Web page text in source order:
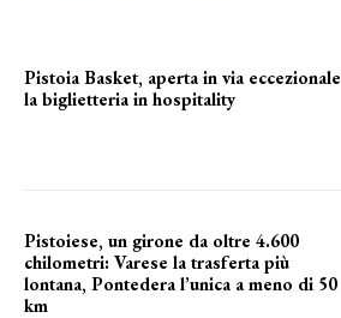
Pistoia Basket, aperta in via eccezionale
la biglietteria in hospitality
Pistoiese, un girone da oltre 4.600
chilometri: Varese la trasferta più
lontana, Pontedera l’unica a meno di 50
km